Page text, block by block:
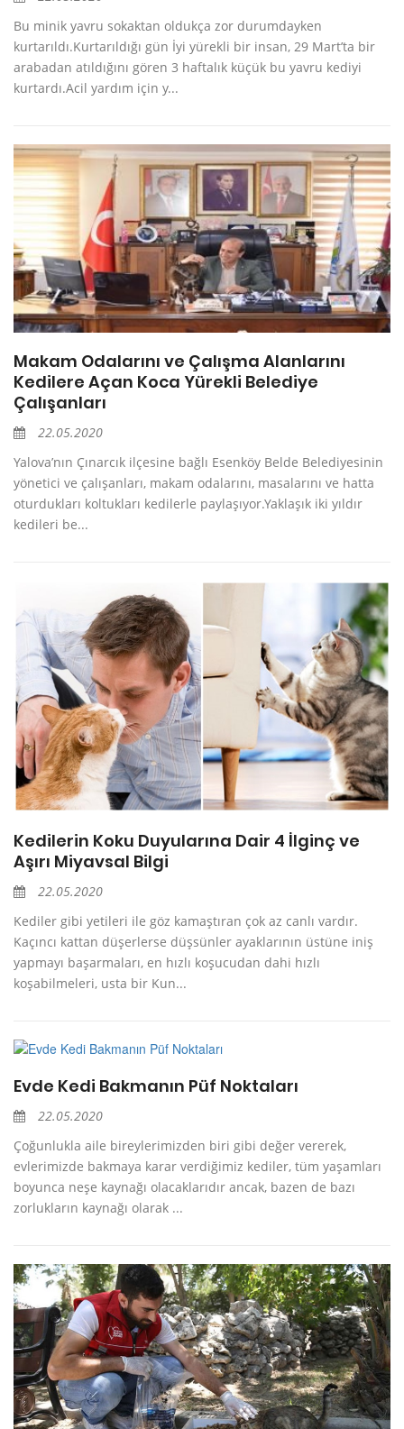
Bu minik yavru sokaktan oldukça zor durumdayken
kurtarıldı.Kurtarıldığı gün İyi yürekli bir insan, 29 Mart’ta bir
arabadan atıldığını gören 3 haftalık küçük bu yavru kediyi
kurtardı.Acil yardım için y...
Makam Odalarını ve Çalışma Alanlarını
Kedilere Açan Koca Yürekli Belediye
Çalışanları
22.05.2020
Yalova’nın Çınarcık ilçesine bağlı Esenköy Belde Belediyesinin
yönetici ve çalışanları, makam odalarını, masalarını ve hatta
oturdukları koltukları kedilerle paylaşıyor.Yaklaşık iki yıldır
kedileri be...
Kedilerin Koku Duyularına Dair 4 İlginç ve
Aşırı Miyavsal Bilgi
22.05.2020
Kediler gibi yetileri ile göz kamaştıran çok az canlı vardır.
Kaçıncı kattan düşerlerse düşsünler ayaklarının üstüne iniş
yapmayı başarmaları, en hızlı koşucudan dahi hızlı
koşabilmeleri, usta bir Kun...
Evde Kedi Bakmanın Püf Noktaları
22.05.2020
Çoğunlukla aile bireylerimizden biri gibi değer vererek,
evlerimizde bakmaya karar verdiğimiz kediler, tüm yaşamları
boyunca neşe kaynağı olacaklarıdır ancak, bazen de bazı
zorlukların kaynağı olarak ...